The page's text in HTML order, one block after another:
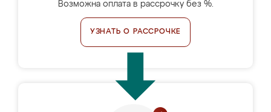
Возможна оплата в рассрочку без %.
УЗНАТЬ О РАССРОЧКЕ